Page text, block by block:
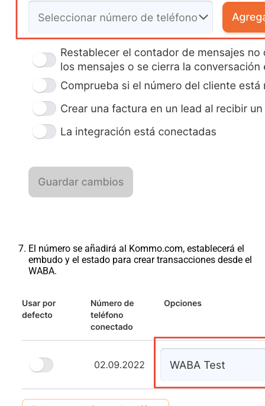
El número se añadirá al Kommo.com, establecerá el
embudo y el estado para crear transacciones desde el
WABA.